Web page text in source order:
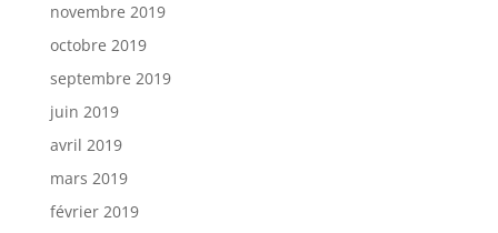
novembre 2019
octobre 2019
septembre 2019
juin 2019
avril 2019
mars 2019
février 2019